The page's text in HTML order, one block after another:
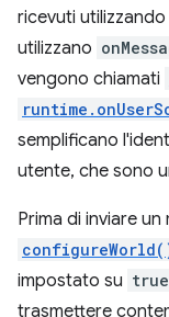
ricevuti
utilizzano
vengono chiamati
semplificano
utente, che sono
Prima di inviare
impostato su true
trasmettere